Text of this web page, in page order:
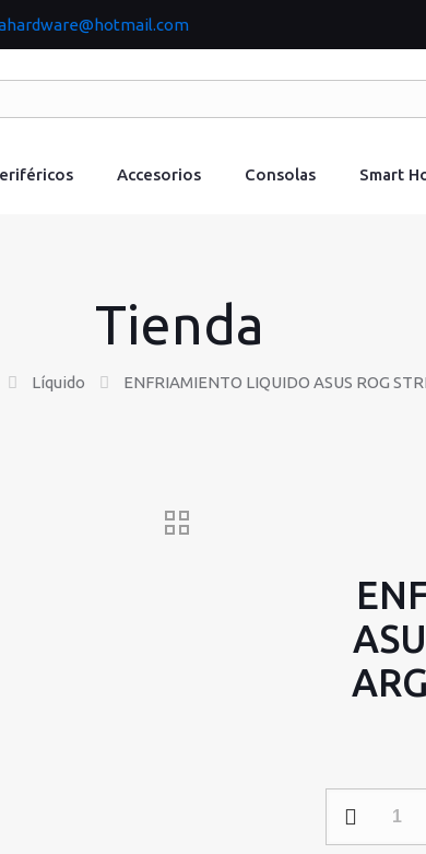
Accesorios Consolas Smart
Tienda
Líquido ENFRIAMIENTO LIQUIDO ASUS ROG